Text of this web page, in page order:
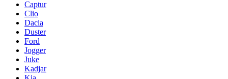
Captur
Clio
Dacia
Duster
Ford
Jogger
Juke
Kadjar